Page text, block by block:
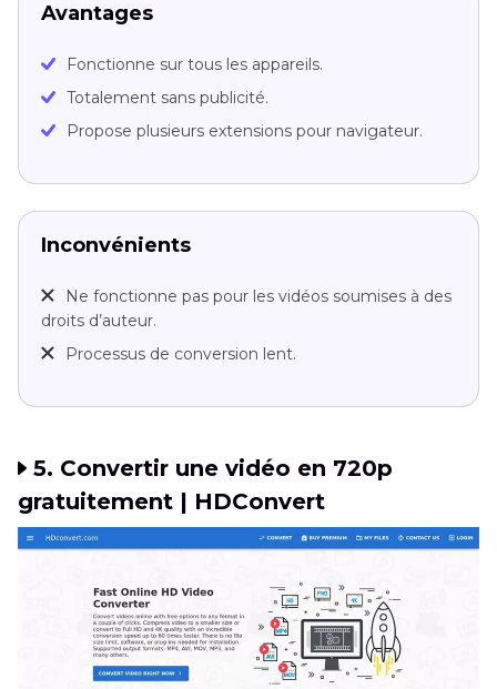
Avantages
Fonctionne sur tous les appareils.
Totalement sans publicité.
Propose plusieurs extensions pour navigateur.
Inconvénients
Ne fonctionne pas pour les vidéos soumises à des
droits d’auteur.
Processus de conversion lent.
5. Convertir une vidéo en 720p
gratuitement | HDConvert